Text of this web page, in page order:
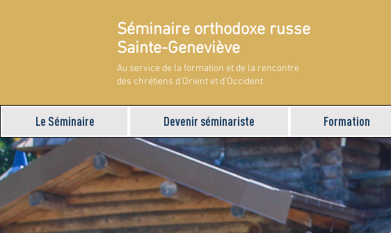
Séminaire orthodoxe russe
Sainte-Geneviève
Au service de la formation et de la rencontre
des chrétiens d'Orient et d'Occident
Le Séminaire Devenir séminariste Formation